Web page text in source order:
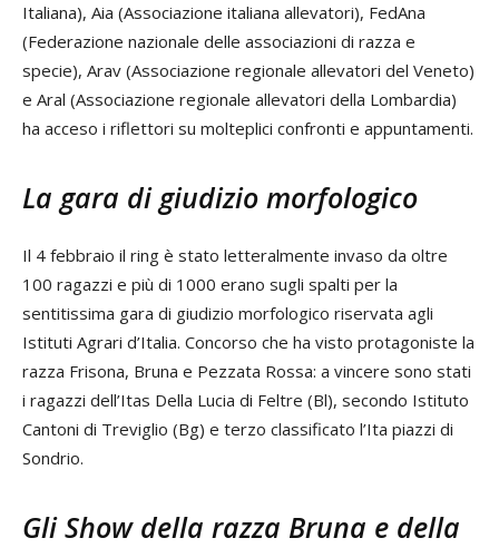
Italiana), Aia (Associazione italiana allevatori), FedAna
(Federazione nazionale delle associazioni di razza e
specie), Arav (Associazione regionale allevatori del Veneto)
e Aral (Associazione regionale allevatori della Lombardia)
ha acceso i riflettori su molteplici confronti e appuntamenti.
La gara di giudizio morfologico
Il 4 febbraio il ring è stato letteralmente invaso da oltre
100 ragazzi e più di 1000 erano sugli spalti per la
sentitissima gara di giudizio morfologico riservata agli
Istituti Agrari d’Italia. Concorso che ha visto protagoniste la
razza Frisona, Bruna e Pezzata Rossa: a vincere sono stati
i ragazzi dell’Itas Della Lucia di Feltre (Bl), secondo Istituto
Cantoni di Treviglio (Bg) e terzo classificato l’Ita piazzi di
Sondrio.
Gli Show della razza Bruna e della